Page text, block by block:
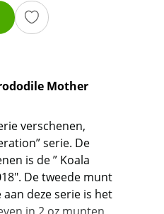
Mother
verschenen,
serie. De
is de ” Koala
De tweede munt
deze serie is het